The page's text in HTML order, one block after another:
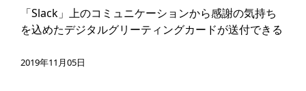
「Slack」上のコミュニケーションから感謝の気持ち
を込めたデジタルグリーティングカードが送付できる
2019年11月05日